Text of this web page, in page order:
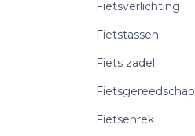
Fietsverlichting
Fietstassen
Fiets zadel
Fietsgereedschap
Fietsenrek